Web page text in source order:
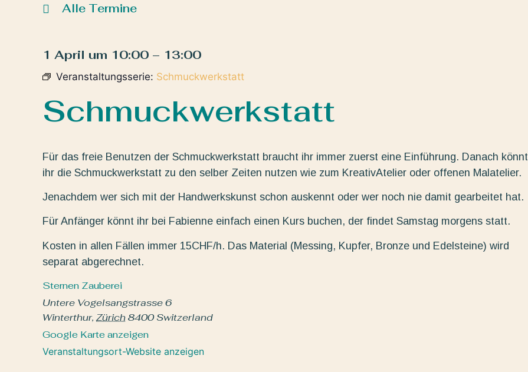
Alle Termine
1 April um 10:00 – 13:00
Veranstaltungsserie: Schmuckwerkstatt
Schmuckwerkstatt
Für das freie Benutzen der Schmuckwerkstatt braucht ihr immer zuerst eine Einführung. Danach könnt
ihr die Schmuckwerkstatt zu den selber Zeiten nutzen wie zum KreativAtelier oder offenen Malatelier.
Jenachdem wer sich mit der Handwerkskunst schon auskennt oder wer noch nie damit gearbeitet hat.
Für Anfänger könnt ihr bei Fabienne einfach einen Kurs buchen, der findet Samstag morgens statt.
Kosten in allen Fällen immer 15CHF/h. Das Material (Messing, Kupfer, Bronze und Edelsteine) wird
separat abgerechnet.
Sternen Zauberei
Untere Vogelsangstrasse 6
Winterthur, Zürich8400 Switzerland
Google Karte anzeigen
Veranstaltungsort-Website anzeigen